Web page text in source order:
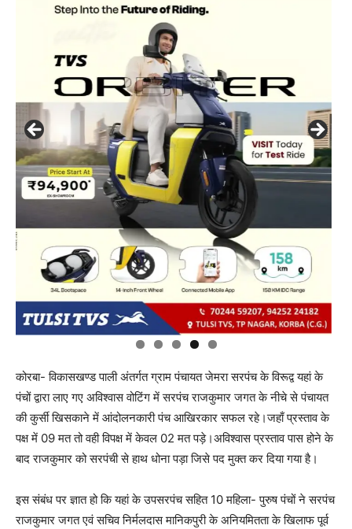
कोरबा- विकासखण्ड पाली अंतर्गत ग्राम पंचायत जेमरा सरपंच के विरूद्व यहां के
पंचों द्वारा लाए गए अविश्वास वोटिंग में सरपंच राजकुमार जगत के नीचे से पंचायत
की कुर्सी खिसकाने में आंदोलनकारी पंच आखिरकार सफल रहे।जहाँ प्रस्ताव के
पक्ष में 09 मत तो वही विपक्ष में केवल 02 मत पड़े।अविश्वास प्रस्ताव पास होने के
बाद राजकुमार को सरपंची से हाथ धोना पड़ा जिसे पद मुक्त कर दिया गया है।
इस संबंध पर ज्ञात हो कि यहां के उपसरपंच सहित 10 महिला- पुरुष पंचों ने सरपंच
राजकुमार जगत एवं सचिव निर्मलदास मानिकपुरी के अनियमितता के खिलाफ पूर्व